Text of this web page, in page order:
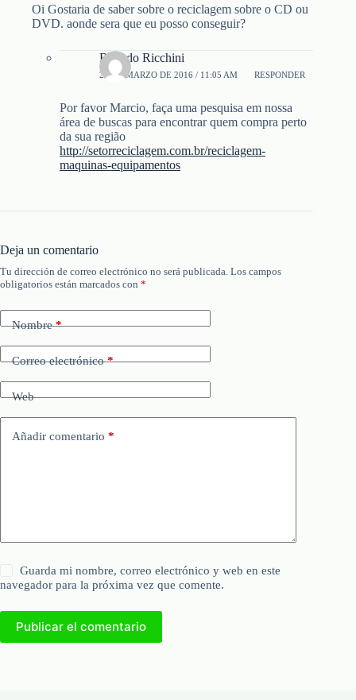
Oi Gostaria de saber sobre o reciclagem sobre o CD ou
DVD. aonde sera que eu posso conseguir?
Ricardo Ricchini
20 DE MARZO DE 2016 / 11:05 AM RESPONDER
Por favor Marcio, faça uma pesquisa em nossa
área de buscas para encontrar quem compra perto
da sua região
http://setorreciclagem.com.br/reciclagem-
maquinas-equipamentos
Deja un comentario
Tu dirección de correo electrónico no será publicada. Los campos
obligatorios están marcados con *
Nombre*
Correo electrónico*
Web
Añadir comentario *
Guarda mi nombre, correo electrónico y web en este
navegador para la próxima vez que comente.
Publicar el comentario